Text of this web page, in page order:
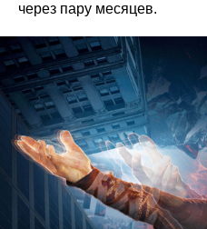
через пару месяцев.